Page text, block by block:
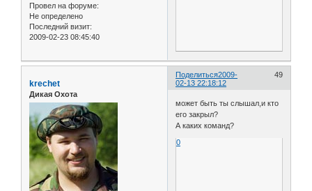
Провел на форуме:
Не определено
Последний визит:
2009-02-23 08:45:40
Поделиться 49
2009-
02-13 22:18:12
krechet
Дикая Охота
может быть ты слышал,и кто
его закрыл?
А каких команд?
0